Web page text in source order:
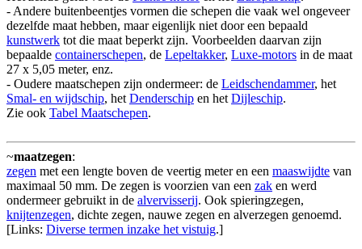
- Andere buitenbeentjes vormen die schepen die vaak wel ongeveer
dezelfde maat hebben, maar eigenlijk niet door een bepaald
kunstwerk tot die maat beperkt zijn. Voorbeelden daarvan zijn
bepaalde containerschepen, de Lepeltakker, Luxe-motors in de maat
27 x 5,05 meter, enz.
- Oudere maatschepen zijn ondermeer: de Leidschendammer, het
Smal- en wijdschip, het Denderschip en het Dijleschip.
Zie ook Tabel Maatschepen.
~maatzegen:
zegen met een lengte boven de veertig meter en een maaswijdte van
maximaal 50 mm. De zegen is voorzien van een zak en werd
ondermeer gebruikt in de alvervisserij. Ook spieringzegen,
knijtenzegen, dichte zegen, nauwe zegen en alverzegen genoemd.
[Links: Diverse termen inzake het vistuig.]